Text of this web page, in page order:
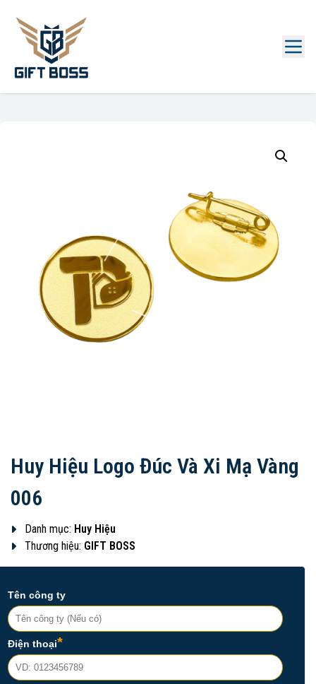
Huy Hiệu Logo Đúc Và Xi Mạ Vàng
006
Danh mục: Huy Hiệu
Thương hiệu: GIFT BOSS